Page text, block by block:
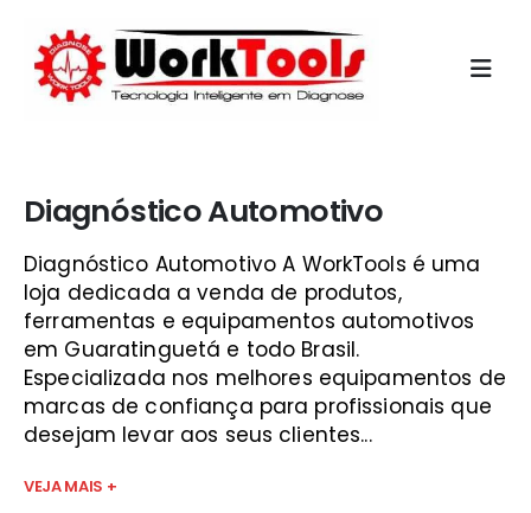
Diagnóstico Automotivo
Diagnóstico Automotivo A WorkTools é uma
loja dedicada a venda de produtos,
ferramentas e equipamentos automotivos
em Guaratinguetá e todo Brasil.
Especializada nos melhores equipamentos de
marcas de confiança para profissionais que
desejam levar aos seus clientes...
VEJA MAIS +